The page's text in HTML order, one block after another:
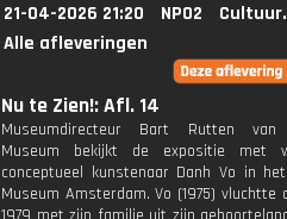
21-04-2026 21:20 NPO2
Alle afleveringen
Nu te Zien!: Afl. 14
Museumdirecteur Bart Rutten van
Museum bekijkt de expositie met
conceptueel kunstenaar Danh Vo in
Museum Amsterdam. Vo (1975) vluchtte